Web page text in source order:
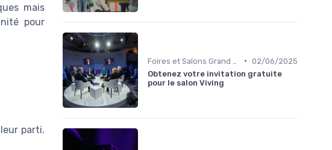
mais
pour
parti.
• 02/06/2025
Obtenez votre invitation gratuite
pour le salon Viving